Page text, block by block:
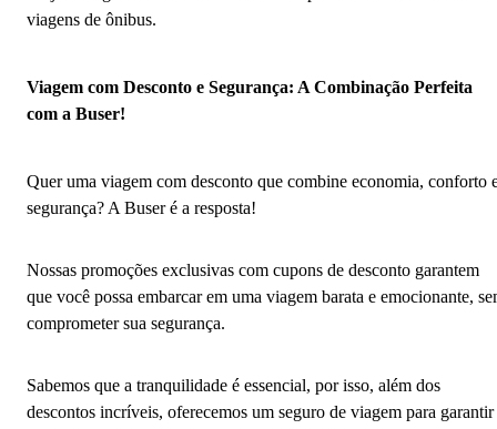
viagens de ônibus.
Viagem com Desconto e Segurança: A Combinação Perfeita
com a Buser!
Quer uma viagem com desconto que combine economia, conforto
segurança? A Buser é a resposta!
Nossas promoções exclusivas com cupons de desconto garantem
que você possa embarcar em uma viagem barata e emocionante,
comprometer sua segurança.
Sabemos que a tranquilidade é essencial, por isso, além dos
descontos incríveis, oferecemos um seguro de viagem para garantir